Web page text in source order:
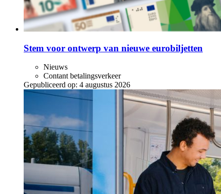
Stem voor ontwerp van nieuwe eurobiljetten
Nieuws
Contant betalingsverkeer
Gepubliceerd op: 4 augustus 2026